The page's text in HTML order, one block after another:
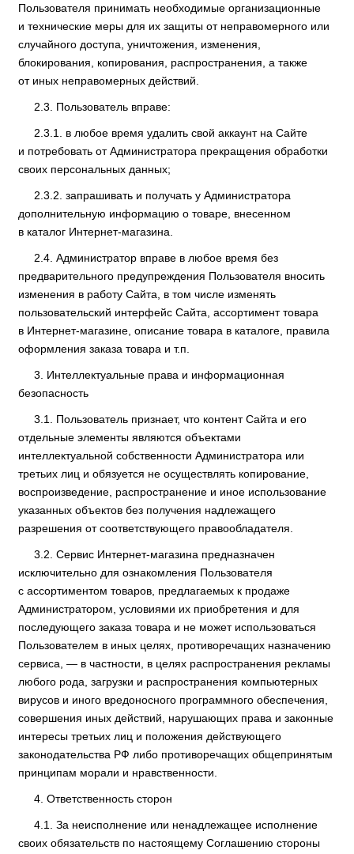
Пользователя принимать необходимые организационные
и технические меры для их защиты от неправомерного или
случайного доступа, уничтожения, изменения,
блокирования, копирования, распространения, а также
от иных неправомерных действий.
Пользователь вправе:
в любое время удалить свой аккаунт на Сайте
и потребовать от Администратора прекращения обработки
своих персональных данных;
запрашивать и получать у Администратора
дополнительную информацию о товаре, внесенном
в каталог Интернет-магазина.
Администратор вправе в любое время без
предварительного предупреждения Пользователя вносить
изменения в работу Сайта, в том числе изменять
пользовательский интерфейс Сайта, ассортимент товара
в Интернет-магазине, описание товара в каталоге, правила
оформления заказа товара и т.п.
Интеллектуальные права и информационная
безопасность
Пользователь признает, что контент Сайта и его
отдельные элементы являются объектами
интеллектуальной собственности Администратора или
третьих лиц и обязуется не осуществлять копирование,
воспроизведение, распространение и иное использование
указанных объектов без получения надлежащего
разрешения от соответствующего правообладателя.
Сервис Интернет-магазина предназначен
исключительно для ознакомления Пользователя
с ассортиментом товаров, предлагаемых к продаже
Администратором, условиями их приобретения и для
последующего заказа товара и не может использоваться
Пользователем в иных целях, противоречащих назначению
сервиса, — в частности, в целях распространения рекламы
любого рода, загрузки и распространения компьютерных
вирусов и иного вредоносного программного обеспечения,
совершения иных действий, нарушающих права и законные
интересы третьих лиц и положения действующего
законодательства РФ либо противоречащих общепринятым
принципам морали и нравственности.
Ответственность сторон
За неисполнение или ненадлежащее исполнение
своих обязательств по настоящему Соглашению стороны